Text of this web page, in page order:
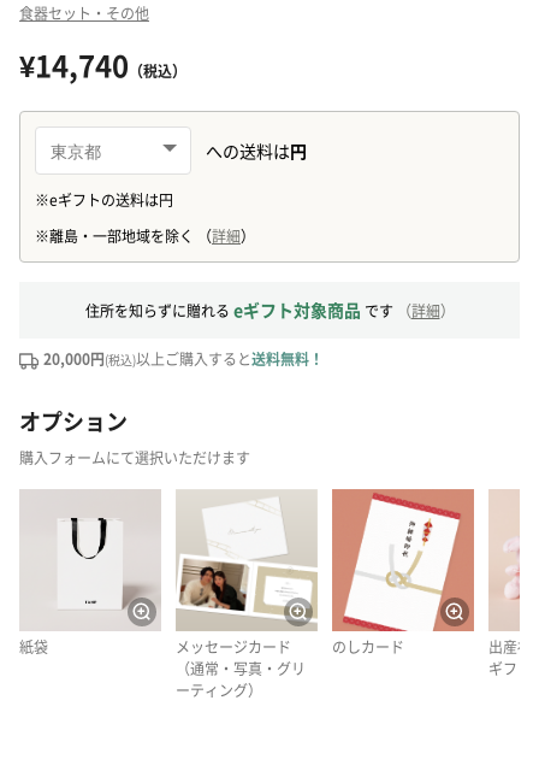
食器セット・その他
¥14,740 （税込）
住所を知らずに贈れる eギフト対象商品 です （詳細）
20,000円(税込)以上ご購入すると送料無料！
オプション
購入フォームにて選択いただけます
紙袋
メッセージカード
（通常・写真・グリ
ーティング）
のしカード
出産祝
ギフト